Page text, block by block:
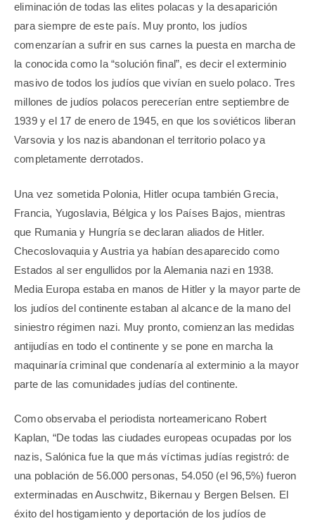
eliminación de todas las elites polacas y la desaparición
para siempre de este país. Muy pronto, los judíos
comenzarían a sufrir en sus carnes la puesta en marcha de
la conocida como la “solución final”, es decir el exterminio
masivo de todos los judíos que vivían en suelo polaco. Tres
millones de judíos polacos perecerían entre septiembre de
1939 y el 17 de enero de 1945, en que los soviéticos liberan
Varsovia y los nazis abandonan el territorio polaco ya
completamente derrotados.
Una vez sometida Polonia, Hitler ocupa también Grecia,
Francia, Yugoslavia, Bélgica y los Países Bajos, mientras
que Rumania y Hungría se declaran aliados de Hitler.
Checoslovaquia y Austria ya habían desaparecido como
Estados al ser engullidos por la Alemania nazi en 1938.
Media Europa estaba en manos de Hitler y la mayor parte de
los judíos del continente estaban al alcance de la mano del
siniestro régimen nazi. Muy pronto, comienzan las medidas
antijudías en todo el continente y se pone en marcha la
maquinaría criminal que condenaría al exterminio a la mayor
parte de las comunidades judías del continente.
Como observaba el periodista norteamericano Robert
Kaplan, “De todas las ciudades europeas ocupadas por los
nazis, Salónica fue la que más víctimas judías registró: de
una población de 56.000 personas, 54.050 (el 96,5%) fueron
exterminadas en Auschwitz, Bikernau y Bergen Belsen. El
éxito del hostigamiento y deportación de los judíos de